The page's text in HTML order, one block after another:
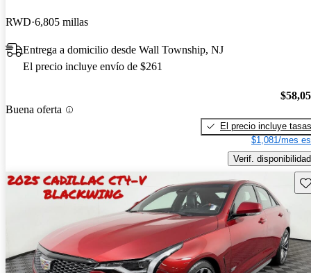
RWD 6,805 millas
Entrega a domicilio desde Wall Township, NJ
El precio incluye envío de $261
Buena oferta
El precio incluye tasas
$1,081/mes
Verif. disponibilidad